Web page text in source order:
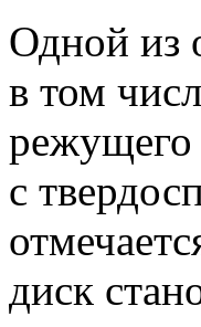
Одной из
в том
режущего
с
диск